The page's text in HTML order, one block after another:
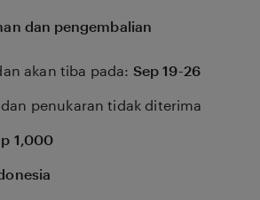
dan pengembalian
akan tiba pada: Sep 19-26
penukaran tidak diterima
1,000